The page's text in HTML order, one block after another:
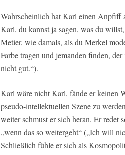
Wahrscheinlich hat Karl einen Anpfiff
Karl, du kannst ja sagen, was du
Metier, wie damals, als du Merkel
Farbe tragen und jemanden finden,
nicht gut.“).
Karl wäre nicht Karl, fände er keinen
pseudo-intellektuellen Szene zu
weiter schmust er sich heran. Er redet
„wenn das so weitergeht“ („Ich will
Schließlich fühle er sich als